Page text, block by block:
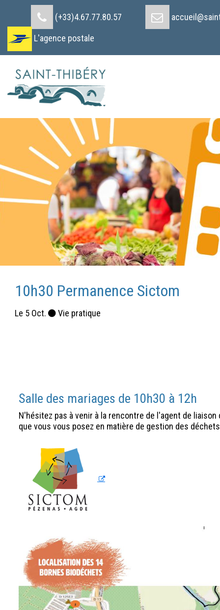
(+33)4.67.77.80.57
L'agence postale
10h30 Permanence Sictom
Le 5 Oct. Vie pratique
Salle des mariages de 10h30 à 12h
N'hésitez pas à venir à la rencontre de l'agent de
que vous vous posez en matière de gestion des
Cookies management panel